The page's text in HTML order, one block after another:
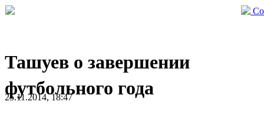
Ташуев о завершении
футбольного года
25.11.2014, 18:47